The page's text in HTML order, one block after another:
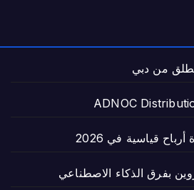
من دبي
ADNOC
قياسية في 2026
بفرق الذكاء الاصطناعي